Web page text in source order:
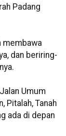
Padang
membawa
dan beriring-
Umum
Pitalah, Tanah
ada di depan